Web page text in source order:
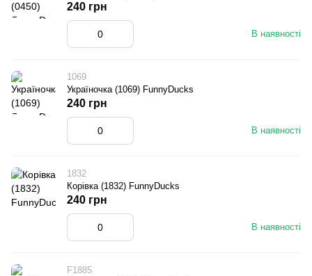
В наявності
240 грн
1069
Україночка (1069) FunnyDucks
В наявності
240 грн
1832
Корівка (1832) FunnyDucks
В наявності
240 грн
F1885